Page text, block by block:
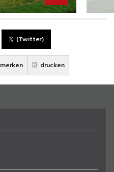
(Twitter)
merken drucken